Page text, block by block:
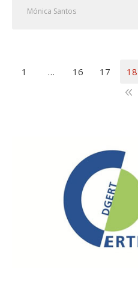
Mónica Santos
1 … 16 17 18